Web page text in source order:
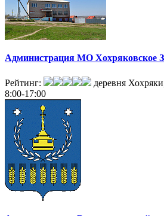
Администрация МО Хохряковское
Рейтинг:
деревня
8:00-17:00